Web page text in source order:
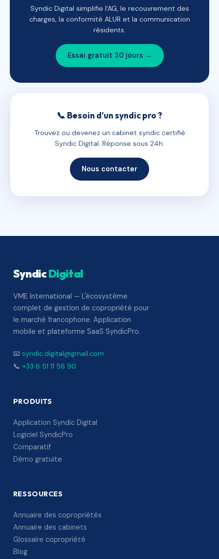
Syndic Digital simplifie l'AG, le recouvrement des
charges, la conformité ALUR et la communication
résidents.
Essai gratuit 30 jours →
📞 Besoin d'un syndic pro ?
Trouvez ou devenez un cabinet syndic certifié
Syndic Digital. Réponse sous 24h.
Nous contacter
SyndicDigital
VME International — L'écosystème
complet de gestion de copropriété pour
le marché francophone. Application
mobile et plateforme SaaS SyndicPro.
📧 syndic.digital@gmail.com
📞 +33 6 51 11 56 90
PRODUITS
Application Syndic Digital
Logiciel SyndicPro
Comparatif
Démo gratuite
RESSOURCES
Annuaire des copropriétés
Annuaire des cabinets
Glossaire copropriété
Blog